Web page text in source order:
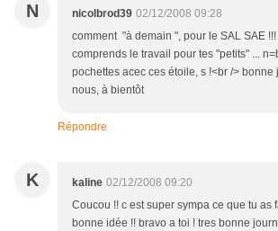
N nicolbrod39 02/12/2008 09:28
comment "à demain ", pour le SAL SAE !!!
comprends le travail pour tes "petits" ...
pochettes acec ces étoile, s !<br />
nous, à bientôt
Répondre
K kaline 02/12/2008 09:20
Coucou !! c est super sympa ce que tu as
bonne idée !! bravo a toi ! tres bonne